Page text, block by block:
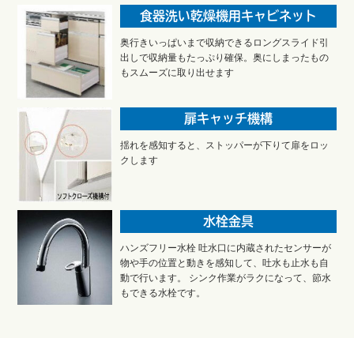
食器洗い乾燥機用キャビネット
奥行きいっぱいまで収納できるロングスライド引
出しで収納量もたっぷり確保。奥にしまったもの
もスムーズに取り出せます
扉キャッチ機構
揺れを感知すると、ストッパーが下りて扉をロッ
クします
水栓金具
ハンズフリー水栓 吐水口に内蔵されたセンサーが
物や手の位置と動きを感知して、吐水も止水も自
動で行います。 シンク作業がラクになって、節水
もできる水栓です。